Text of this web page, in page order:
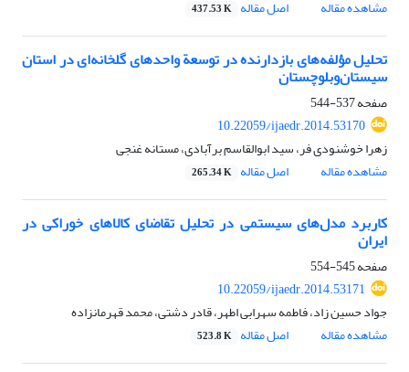
مشاهده مقاله اصل مقاله 437.53 K
تحلیل مؤلفه‌های بازدارنده در توسعة واحدهای گلخانه‌ای در استان
سیستان‌وبلوچستان
صفحه537-544
10.22059/ijaedr.2014.53170
زهرا خوشنودی فر، سید ابوالقاسم برآبادی، مستانه غنجی
مشاهده مقاله
اصل مقاله 265.34 K
کاربرد مدل‌های سیستمی در تحلیل تقاضای کالاهای خوراکی در
ایران
صفحه545-554
10.22059/ijaedr.2014.53171
جواد حسین زاد، فاطمه سهرابی اطهر، قادر دشتی، محمد قهرمانزاده
مشاهده مقاله
اصل مقاله 523.8 K